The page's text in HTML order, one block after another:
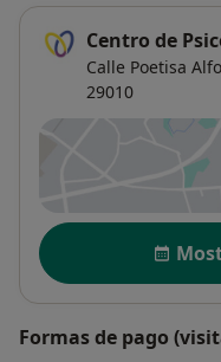
Centro de
Calle Poetisa
29010
Disponibilidad
Formas de pago